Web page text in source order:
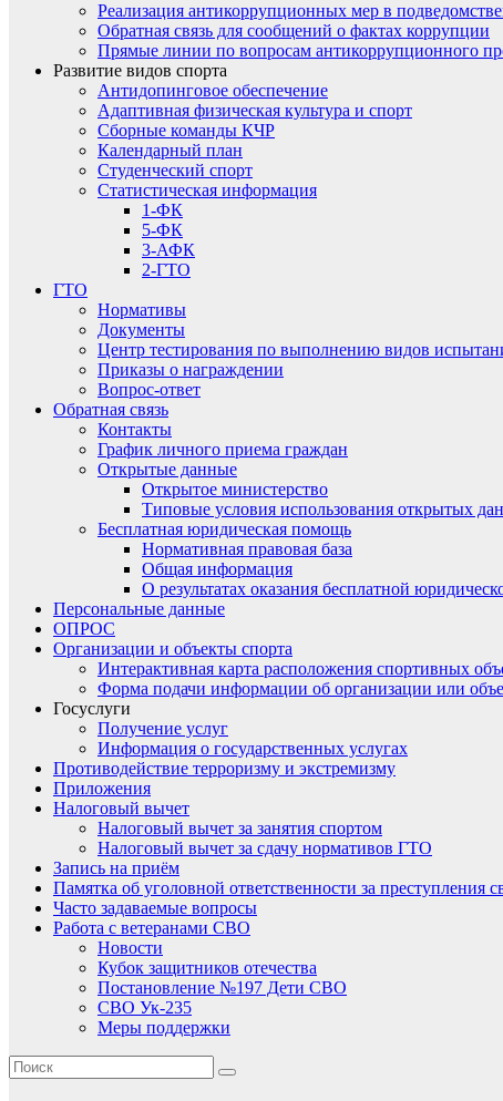
Реализация антикоррупционных мер в
Обратная связь для сообщений о фактах коррупции
Прямые линии по вопросам антикоррупционного
Развитие видов спорта
Антидопинговое обеспечение
Адаптивная физическая культура и спорт
Сборные команды КЧР
Календарный план
Студенческий спорт
Статистическая информация
1-ФК
5-ФК
3-АФК
2-ГТО
ГТО
Нормативы
Документы
Центр тестирования по выполнению видов
Приказы о награждении
Вопрос-ответ
Обратная связь
Контакты
График личного приема граждан
Открытые данные
Открытое министерство
Типовые условия использования открытых
Бесплатная юридическая помощь
Нормативная правовая база
Общая информация
О результатах оказания бесплатной
Персональные данные
ОПРОС
Организации и объекты спорта
Интерактивная карта расположения спортивных
Форма подачи информации об организации или
Госуслуги
Получение услуг
Информация о государственных услугах
Противодействие терроризму и экстремизму
Приложения
Налоговый вычет
Налоговый вычет за занятия спортом
Налоговый вычет за сдачу нормативов ГТО
Запись на приём
Памятка об уголовной ответственности за преступления
Часто задаваемые вопросы
Работа с ветеранами СВО
Новости
Кубок защитников отечества
Постановление №197 Дети СВО
СВО Ук-235
Меры поддержки